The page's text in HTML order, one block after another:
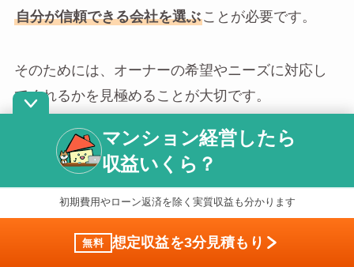
自分が信頼できる会社を選ぶことが必要です。
そのためには、オーナーの希望やニーズに対応し
てくれるかを見極めることが大切です。
が取れなくなる会社では困ります。
また、詐欺まがいの会社に騙されないためにも、
過去の実績だけではなく、関連会社や系列会社、
本社などの経営状態や実績を確認することも大切
マンション経営したら
収益いくら？
初期費用やローン返済を除く実質収益も分かります
無料 想定収益を3分見積もり